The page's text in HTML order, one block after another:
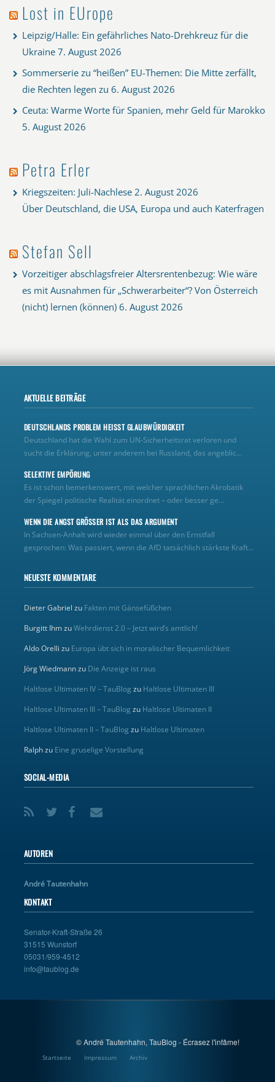
Lost in EUrope
Leipzig/Halle: Ein gefährliches Nato-Drehkreuz für die
Ukraine 7. August 2026
Sommerserie zu “heißen” EU-Themen: Die Mitte zerfällt,
die Rechten legen zu 6. August 2026
Ceuta: Warme Worte für Spanien, mehr Geld für Marokko
5. August 2026
Petra Erler
Kriegszeiten: Juli-Nachlese 2. August 2026
Über Deutschland, die USA, Europa und auch Katerfragen
Stefan Sell
Vorzeitiger abschlagsfreier Altersrentenbezug: Wie wäre
es mit Ausnahmen für „Schwerarbeiter“? Von Österreich
(nicht) lernen (können) 6. August 2026
AKTUELLE BEITRÄGE
DEUTSCHLANDS PROBLEM HEISST GLAUBWÜRDIGKEIT
Deutschland hat die Wahl zum UN‑Sicherheitsrat verloren und
sucht die Erklärung, unter anderem bei Russland, das angeblic...
SELEKTIVE EMPÖRUNG
Es ist schon bemerkenswert, mit welcher sprachlichen Akrobatik
der Spiegel politische Realität einordnet – oder besser ge...
WENN DIE ANGST GRÖSSER IST ALS DAS ARGUMENT
In Sachsen-Anhalt wird wieder einmal über den Ernstfall
gesprochen: Was passiert, wenn die AfD tatsächlich stärkste Kraft...
NEUESTE KOMMENTARE
Dieter Gabriel zu Fakten mit Gänsefüßchen
Burgitt IhmzuWehrdienst 2.0 – Jetzt wird’s amtlich!
Aldo Orelli zu Europa übt sich in moralischer Bequemlichkeit
Jörg Wiedmannzu Die Anzeige ist raus
Haltlose Ultimaten IV – TauBlog zu Haltlose Ultimaten III
Haltlose Ultimaten III – TauBlog zu Haltlose Ultimaten II
Haltlose Ultimaten II – TauBlog zu Haltlose Ultimaten
Ralphzu Eine gruselige Vorstellung
SOCIAL-MEDIA
AUTOREN
André Tautenhahn
KONTAKT
Senator-Kraft-Straße 26
31515 Wunstorf
05031/959-4512
info@taublog.de
© André Tautenhahn, TauBlog - Écrasez l'infâme!
Startseite Impressum Archiv